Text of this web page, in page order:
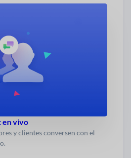
en vivo
y clientes conversen con el